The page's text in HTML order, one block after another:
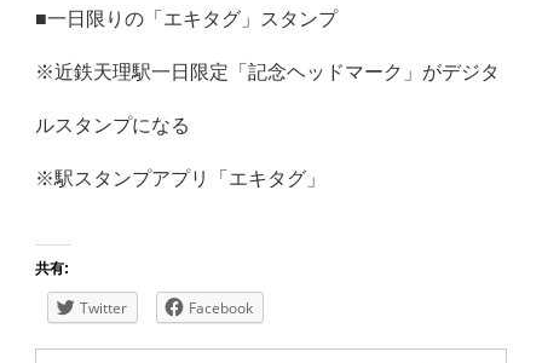
■一日限りの「エキタグ」スタンプ
※近鉄天理駅一日限定「記念ヘッドマーク」がデジタ
ルスタンプになる
※駅スタンプアプリ「エキタグ」
共有:
Twitter Facebook